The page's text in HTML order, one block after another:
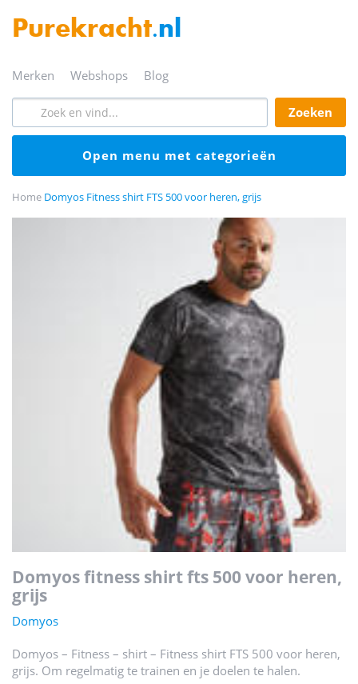
Purekracht.nl
merken webshops blog
zoeken
open menu met categorieën
Home Domyos Fitness shirt FTS 500 voor heren, grijs
domyos fitness shirt fts 500 voor heren,
grijs
Domyos
Domyos – Fitness – shirt – Fitness shirt FTS 500 voor heren,
grijs. Om regelmatig te trainen en je doelen te halen.